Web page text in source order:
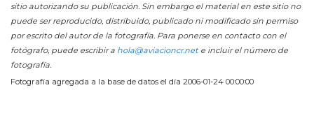
sitio autorizando su publicación. Sin embargo el material en este sitio no
puede ser reproducido, distribuido, publicado ni modificado sin permiso
por escrito del autor de la fotografía. Para ponerse en contacto con el
fotógrafo, puede escribir a hola@aviacioncr.nete incluir el número de
fotografía.
Fotografía agregada a la base de datos el día 2006-01-24 00:00:00